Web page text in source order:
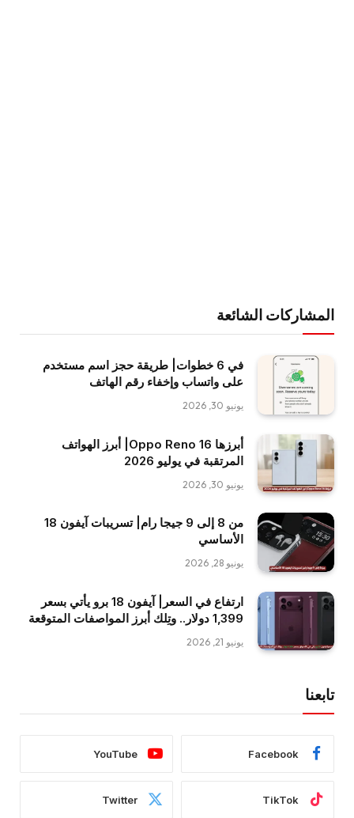
المشاركات الشائعة
في 6 خطوات| طريقة حجز اسم مستخدم
على واتساب وإخفاء رقم الهاتف
يونيو 30, 2026
أبرزها Oppo Reno 16| أبرز الهواتف
المرتقبة في يوليو 2026
يونيو 30, 2026
من 8 إلى 9 جيجا رام| تسريبات آيفون 18
الأساسي
يونيو 28, 2026
ارتفاع في السعر| آيفون 18 برو يأتي بسعر
1,399 دولار.. وتِلك أبرز المواصفات المتوقعة
يونيو 21, 2026
تابعنا
Facebook
YouTube
TikTok
Twitter